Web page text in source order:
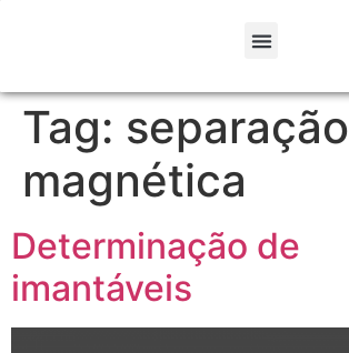
Tag: separação
magnética
Determinação de
imantáveis